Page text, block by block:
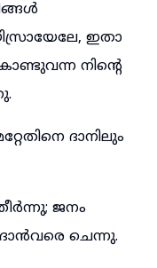
ഇതാ
നിന്റെ
ദാനിലും
ജനം
ദാൻവരെ ചെന്നു.